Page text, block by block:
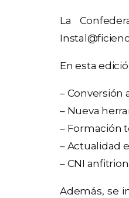
La
En esta
– Conversión
– Nueva
– Formación
– Actualidad
– CNI
Además, se